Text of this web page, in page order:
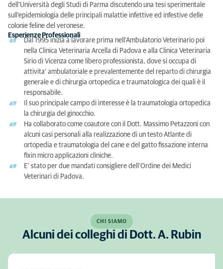
dell’Università degli Studi di Parma discutendo una tesi sperimentale
sull’epidemiologia delle principali malattie infettive ed infestive delle
colonie feline del veronese.
Esperienze Professionali
Dal 1995 inizia a lavorare prima nell’Ambulatorio Veterinario poi
nella Clinica Veterinaria Arcella di Padova e alla Clinica Veterinaria
Sirio di Vicenza come libero professionista, dove si occupa di
attivita’ ambulatoriale e prevalentemente del reparto di chirurgia
generale e di chirurgia ortopedica e traumatologica dei quali è il
responsabile.
Il suo principale campo di interesse è la traumatologia ortopedica
la chirurgia del ginocchio.
Ha collaborato come coautore con il Dott. Massimo Petazzoni con
alcuni casi personali alla realizzazione di un testo Atlante di
ortopedia e traumatologia del cane e del gatto fissazione interna
fixin micro applicazioni cliniche.
E’ stato per due mandati consigliere dell’Ordine dei Medici
Veterinari di Padova.
CHI SIAMO
Alcuni dei colleghi di Dott. A. Rubin